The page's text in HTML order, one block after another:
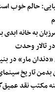
به خانه
در تالار وحدت
مار» در
تاریخ
مکتب نقد